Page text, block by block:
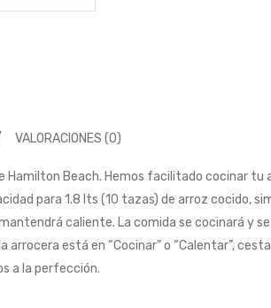
VALORACIONES (0)
Beach. Hemos facilitado cocinar tu
para 1.8 lts (10 tazas) de arroz cocido,
caliente. La comida se cocinará y
arrocera está en “Cocinar” o “Calentar”,
a la perfección.